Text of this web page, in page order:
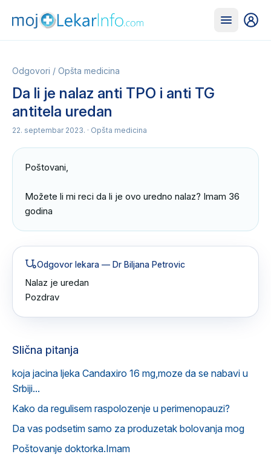
Odgovori / Opšta medicina
Da li je nalaz anti TPO i anti TG
antitela uredan
22. septembar 2023. · Opšta medicina
Poštovani,
Možete li mi reci da li je ovo uredno nalaz? Imam 36
godina
Odgovor lekara — Dr Biljana Petrovic
Nalaz je uredan
Pozdrav
Slična pitanja
koja jacina ljeka Candaxiro 16 mg,moze da se nabavi u
Srbiji...
Kako da regulisem raspolozenje u perimenopauzi?
Da vas podsetim samo za produzetak bolovanja mog
Poštovanje doktorka.Imam